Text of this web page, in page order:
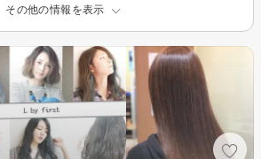
その他の情報を表示